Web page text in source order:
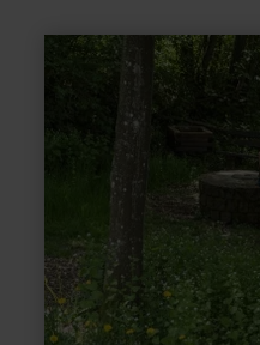
savoir
Quelle
Laubachshof